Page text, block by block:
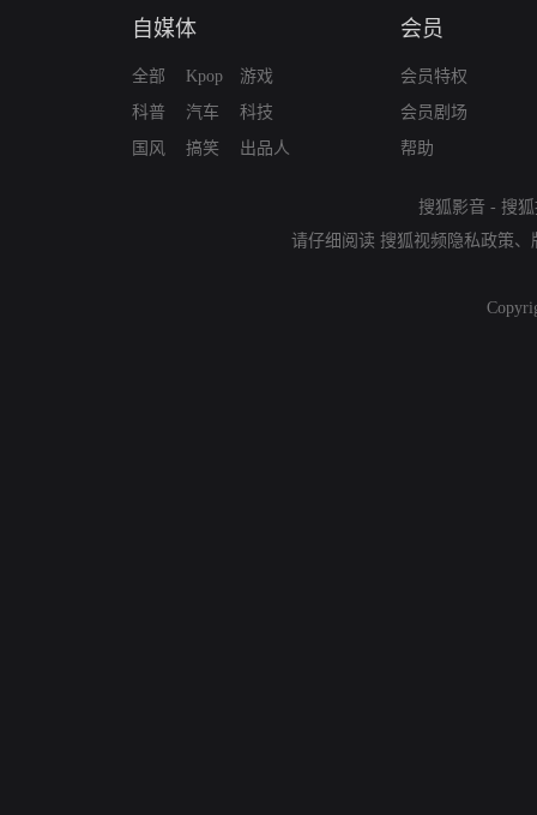
自媒体
全部
科普
国风
Kpop
汽车
搞笑
游戏
科技
出品人
会员
会员特权
会员剧场
帮助
搜狐影音 - 搜
请仔细阅读 搜狐视频隐私政策、